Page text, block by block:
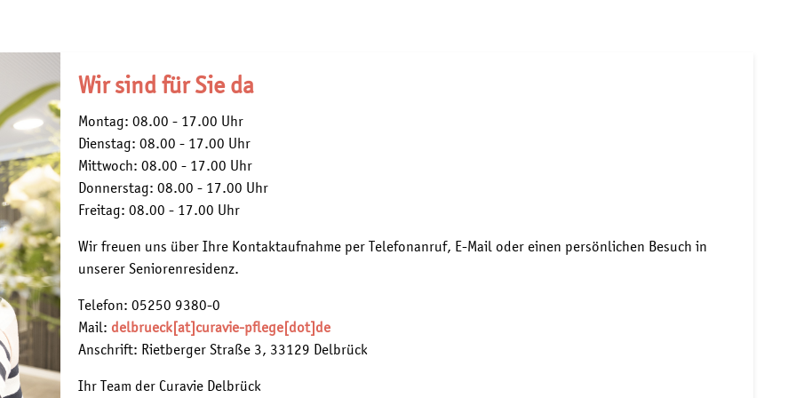
Wir sind für Sie da
Montag: 08.00 - 17.00 Uhr
Dienstag: 08.00 - 17.00 Uhr
Mittwoch: 08.00 - 17.00 Uhr
Donnerstag: 08.00 - 17.00 Uhr
Freitag: 08.00 - 17.00 Uhr
Wir freuen uns über Ihre Kontaktaufnahme per Telefonanruf, E-Mail oder einen persönlichen Besuch in
unserer Seniorenresidenz.
Telefon: 05250 9380-0
Mail: delbrueck[at]curavie-pflege[dot]de
Anschrift: Rietberger Straße 3, 33129 Delbrück
Ihr Team der Curavie Delbrück